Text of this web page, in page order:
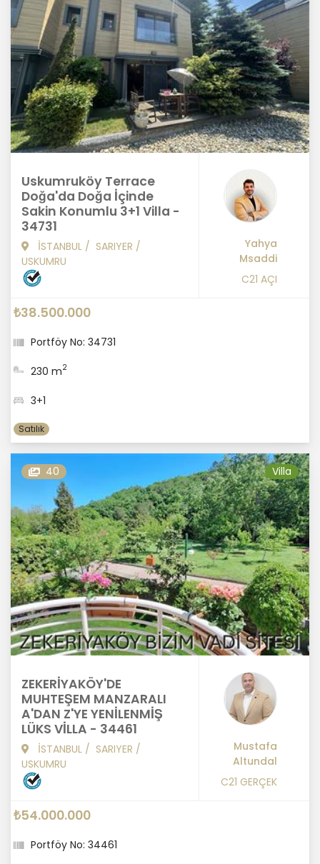
Uskumruköy Terrace
Doğa'da Doğa İçinde
Sakin Konumlu 3+1 Villa -
34731
İSTANBUL / SARIYER /
USKUMRU
Yahya
Msaddi
C21 AÇI
₺38.500.000
Portföy No: 34731
230 m2
3+1
Satılık
40 Villa
ZEKERİYAKÖY'DE
MUHTEŞEM MANZARALI
A'DAN Z'YE YENİLENMİŞ
LÜKS VİLLA - 34461
İSTANBUL / SARIYER /
USKUMRU
Mustafa
Altundal
C21 GERÇEK
₺54.000.000
Portföy No: 34461